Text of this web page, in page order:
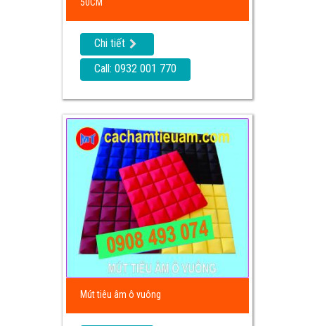
50CM
Chi tiết
Call: 0932 001 770
Mút tiêu âm ô vuông